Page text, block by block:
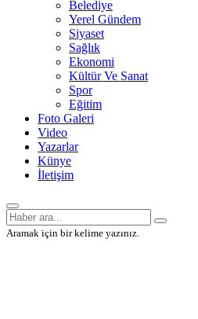
Belediye
Yerel Gündem
Siyaset
Sağlık
Ekonomi
Kültür Ve Sanat
Spor
Eğitim
Foto Galeri
Video
Yazarlar
Künye
İletişim
Aramak için bir kelime yazınız.